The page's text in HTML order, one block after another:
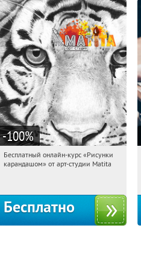
-100%
05:19:11 Получили:35
Бесплатный онлайн-курс «Рисунки
карандашом» от арт-студии Matita
Бесплатно